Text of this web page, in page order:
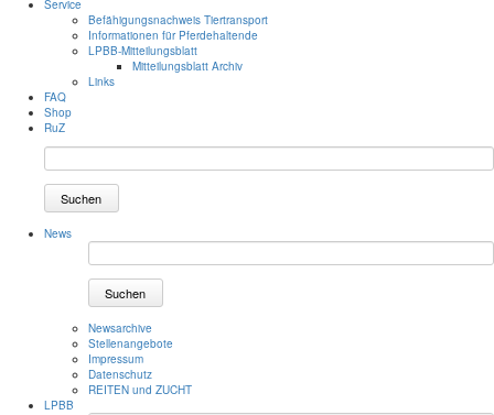
Service
Befähigungsnachweis Tiertransport
Informationen für Pferdehaltende
LPBB-Mitteilungsblatt
Mitteilungsblatt Archiv
Links
FAQ
Shop
RuZ
Suchen
News
Suchen
Newsarchive
Stellenangebote
Impressum
Datenschutz
REITEN und ZUCHT
LPBB